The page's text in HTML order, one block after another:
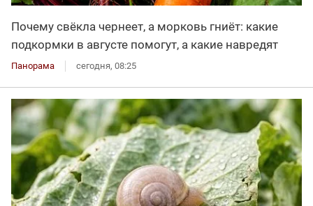
Почему свёкла чернеет, а морковь гниёт: какие
подкормки в августе помогут, а какие навредят
Панорама сегодня, 08:25